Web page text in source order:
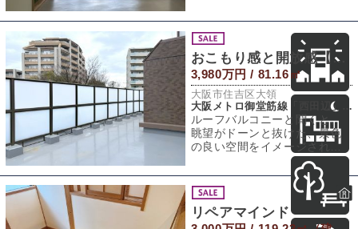
やん！」と心の声
おこもり感と開放感【リノベの素材に｜ペット飼育可】
3,980万円 / 81.16㎡
大阪市住吉区大領
大阪メトロ御堂筋線「西田辺」駅 徒歩14分
ルーフバルコニーと聞くと、
眺望がドーンと抜けた、景色
の良い空間をイメージされる
人が多いかもしれません。で
すが実は、低層階
リペアマインド